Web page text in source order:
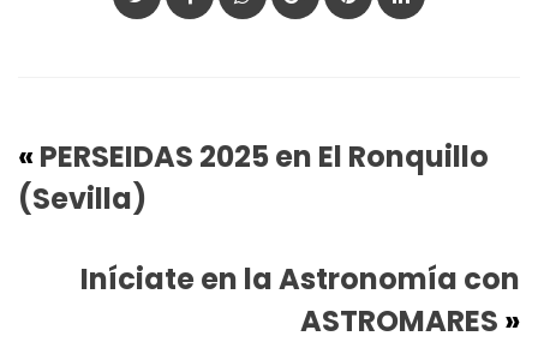
« PERSEIDAS 2025 en El Ronquillo
(Sevilla)
Iníciate en la Astronomía con
ASTROMARES »